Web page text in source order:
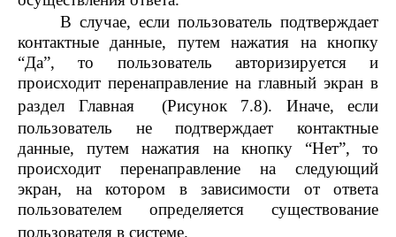
В случае, если пользователь подтверждает
контактные данные, путем нажатия на кнопку
“Да”, то пользователь авторизируется и
происходит перенаправление на главный экран в
раздел Главная
(Рисунок 7.8). Иначе, если
пользователь не подтверждает контактные
данные, путем нажатия на кнопку “Нет”, то
происходит перенаправление на следующий
экран, на котором в зависимости от ответа
пользователем определяется существование
пользователя в системе.